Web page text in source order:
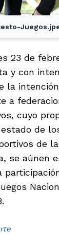
23 de
y con
la
a
cuyo
de
de
se aúnen